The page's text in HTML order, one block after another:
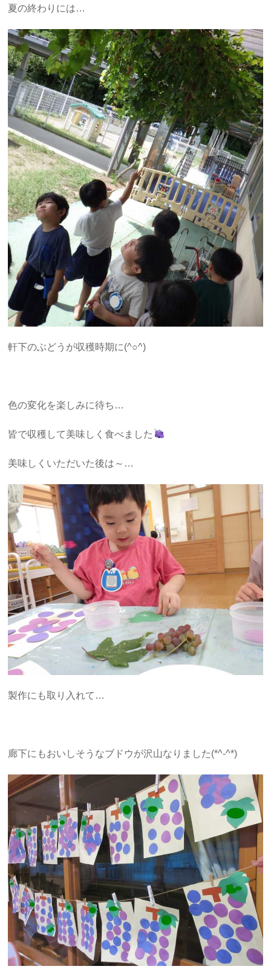
夏の終わりには…
軒下のぶどうが収穫時期に(^○^)
色の変化を楽しみに待ち…
皆で収穫して美味しく食べました
美味しくいただいた後は～…
製作にも取り入れて…
廊下にもおいしそうなブドウが沢山なりました(*^-^*)